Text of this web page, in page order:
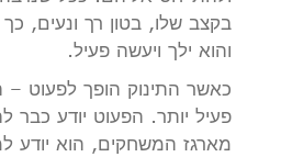
בקצב שלו, בטון רך ונעים,
והוא ילך ויעשה פעיל.
כאשר התינוק הופך לפעוט –
פעיל יותר. הפעוט יודע כבר
מארגז המשחקים, הוא יודע